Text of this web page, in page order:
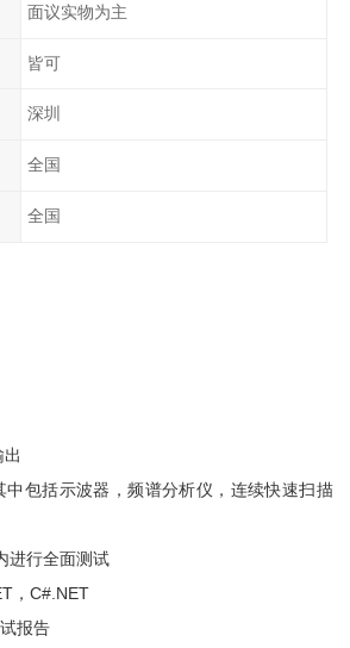
面议实物为主
皆可
深圳
全国
全国
中包括示波器，频谱分析仪，连续快速扫描
进行全面测试
，C#.NET
报告